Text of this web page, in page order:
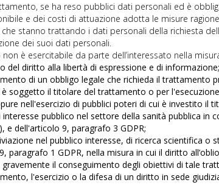
se ha reso pubblici dati personali ed è
e dei costi di attuazione adotta le misure
stanno trattando i dati personali della richiesta
dei suoi dati personali.
non è esercitabile da parte dell’interessato nella
del diritto alla libertà di espressione e di informazione;
di un obbligo legale che richieda il trattamento
soggetto il titolare del trattamento o per
nell'esercizio di pubblici poteri di cui è investito il
pubblico nel settore della sanità pubblica in
e dell'articolo 9, paragrafo 3 GDPR;
nel pubblico interesse, di ricerca scientifica
paragrafo 1 GDPR, nella misura in cui il diritto
gravemente il conseguimento degli obiettivi di tale
l'esercizio o la difesa di un diritto in sede